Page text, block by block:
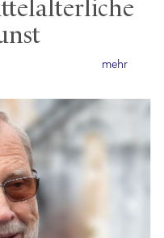
mehr